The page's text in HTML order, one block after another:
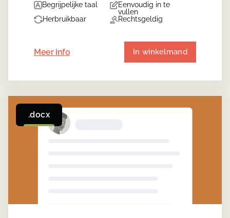
Begrijpelijke taal
Eenvoudig in te
vullen
Herbruikbaar
Rechtsgeldig
Meer info In winkelmand
.docx